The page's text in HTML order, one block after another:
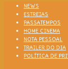
NEWS
ESTREIAS
PASSATEMPOS
HOME CINEMA
NOTA PESSOAL
TRAILER DO DIA
POLÍTICA DE